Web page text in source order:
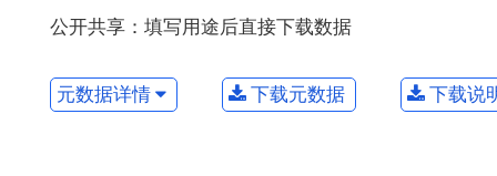
公开共享：填写用途后直接下载数据
元数据详情 下载元数据 下载说